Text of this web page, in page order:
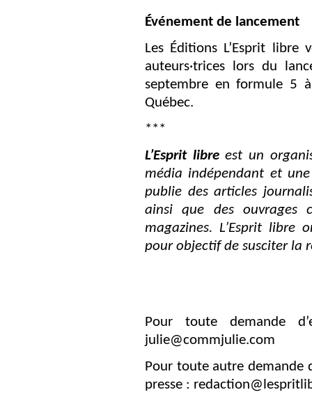
Événement de lancement
Les Éditions L’Esprit
auteurs·trices lors du
septembre en formule 5
Québec.
***
L’Esprit libreest un
média indépendant et
publie des articles
ainsi que des ouvrages
magazines. L’Esprit libre
pour objectif de susciter la
Pour toute demande
julie@commjulie.com
Pour toute autre demande
presse :